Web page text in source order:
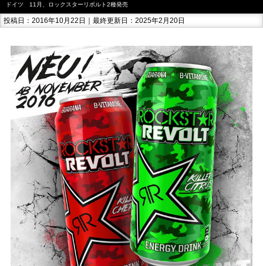
ドイツ 11月、ロックスターリボルト2種発売
投稿日：2016年10月22日｜最終更新日：2025年2月20日